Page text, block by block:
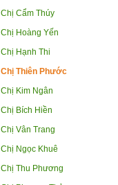
Chị Cẩm Thúy
Chị Hoàng Yến
Chị Hạnh Thi
Chị Thiên Phước
Chị Kim Ngân
Chị Bích Hiền
Chị Vân Trang
Chị Ngọc Khuê
Chị Thu Phương